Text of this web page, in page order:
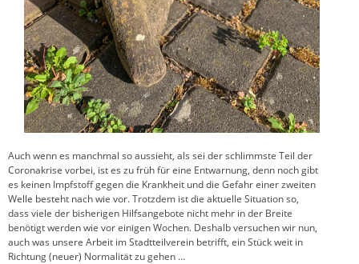
Auch wenn es manchmal so aussieht, als sei der schlimmste Teil der
Coronakrise vorbei, ist es zu früh für eine Entwarnung, denn noch gibt
es keinen Impfstoff gegen die Krankheit und die Gefahr einer zweiten
Welle besteht nach wie vor. Trotzdem ist die aktuelle Situation so,
dass viele der bisherigen Hilfsangebote nicht mehr in der Breite
benötigt werden wie vor einigen Wochen. Deshalb versuchen wir nun,
auch was unsere Arbeit im Stadtteilverein betrifft, ein Stück weit in
Richtung (neuer) Normalität zu gehen …